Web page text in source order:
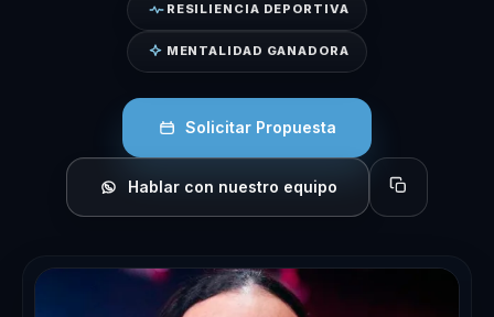
RESILIENCIA DEPORTIVA
MENTALIDAD GANADORA
Solicitar Propuesta
Hablar con nuestro equipo Copiar perfil